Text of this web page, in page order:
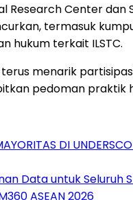
Research Center
termasuk
hukum terkait ILSTC.
menarik
pedoman praktik
DI
Data untuk
ASEAN 2026